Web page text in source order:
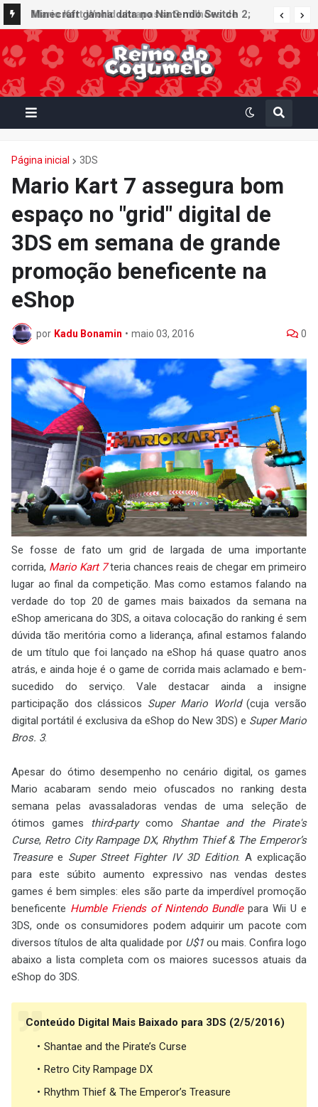
Minecraft ganha data no Nintendo Switch 2;
Super Mario Mash-Up receberá atualização
gráfica exclusiva
Página inicial 3DS
Mario Kart 7 assegura bom
espaço no "grid" digital de
3DS em semana de grande
promoção beneficente na
eShop
por Kadu Bonamin • maio 03, 2016 0
Se fosse de fato um grid de largada de uma importante
corrida, Mario Kart 7teria chances reais de chegar em primeiro
lugar ao final da competição. Mas como estamos falando na
verdade do top 20 de games mais baixados da semana na
eShop americana do 3DS, a oitava colocação do ranking é sem
dúvida tão meritória como a liderança, afinal estamos falando
de um título que foi lançado na eShop há quase quatro anos
atrás, e ainda hoje é o game de corrida mais aclamado e bem-
sucedido do serviço. Vale destacar ainda a insigne
participação dos clássicos Super Mario World(cuja versão
digital portátil é exclusiva da eShop do New 3DS) e Super Mario
Bros. 3.
Apesar do ótimo desempenho no cenário digital, os games
Mario acabaram sendo meio ofuscados no ranking desta
semana pelas avassaladoras vendas de uma seleção de
ótimos games
third-partycomo Shantae and the Pirate's
Curse, Retro City Rampage DX, Rhythm Thief & The Emperor’s
Treasuree Super Street Fighter IV 3D Edition. A explicação
para este súbito aumento expressivo nas vendas destes
games é bem simples: eles são parte da imperdível promoção
beneficente Humble Friends of Nintendo Bundlepara Wii U e
3DS, onde os consumidores podem adquirir um pacote com
diversos títulos de alta qualidade por U$1 ou mais. Confira logo
abaixo a lista completa com os maiores sucessos atuais da
eShop do 3DS.
Conteúdo Digital Mais Baixado para 3DS (2/5/2016)
Shantae and the Pirate’s Curse
Retro City Rampage DX
Rhythm Thief & The Emperor’s Treasure